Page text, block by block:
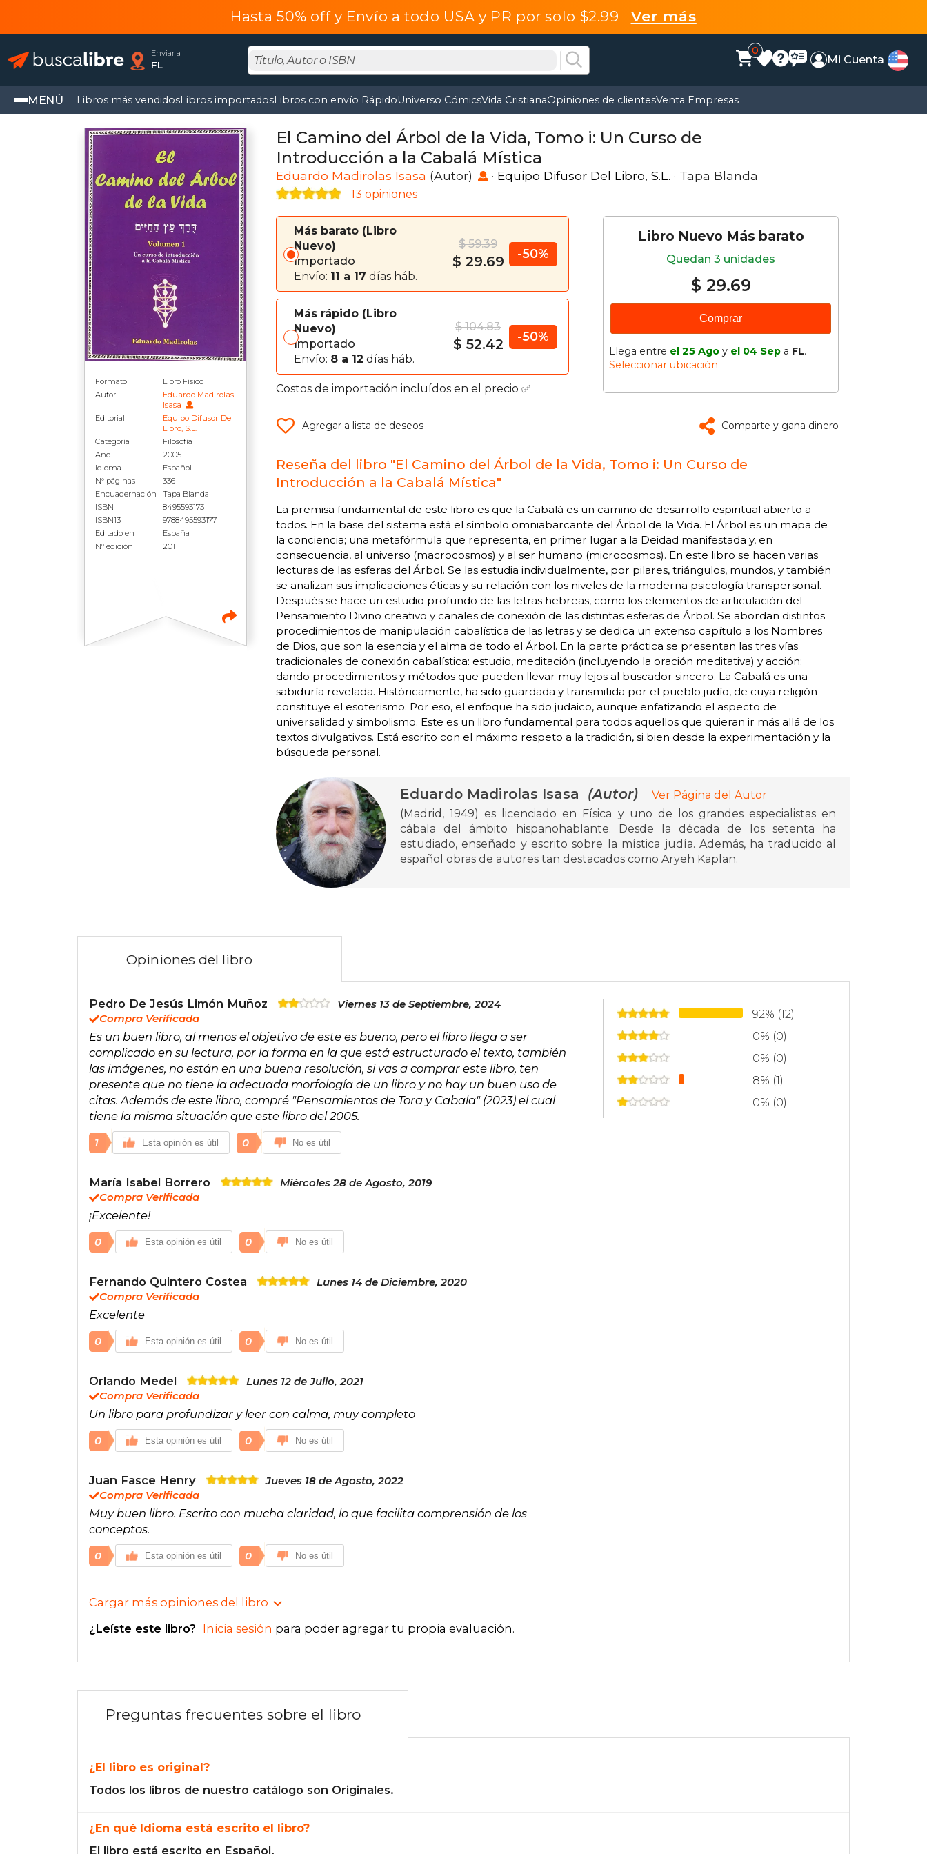
Hasta 50% off y Envío a todo USA y PR por solo $2.99 Ver más
Enviar a
FL
0
Mi Cuenta
MENÚ Libros más vendidosLibros importadosLibros con envío RápidoUniverso CómicsVida CristianaOpiniones de clientesVenta Empresas
Formato
Libro Físico
Autor
Eduardo Madirolas
Isasa
Editorial
Equipo Difusor Del
Libro, S.L.
Categoría
Filosofía
Año
2005
Idioma
Español
N° páginas
336
Encuadernación
Tapa Blanda
ISBN
8495593173
ISBN13
9788495593177
Editado en
España
N° edición
2011
El Camino del Árbol de la Vida, Tomo i: Un Curso de
Introducción a la Cabalá Mística
Eduardo Madirolas Isasa (Autor) · Equipo Difusor Del Libro, S.L. · Tapa Blanda
13 opiniones
Más barato
Libro
Nuevo
Importado
Envío: 11 a 17 días háb.
$ 59.39
$ 29.69 -50%
Más rápido
Libro
Nuevo
Importado
Envío: 8 a 12 días háb.
$ 104.83
$ 52.42 -50%
Costos de importación incluídos en el precio ✅
Libro Nuevo Más barato
Quedan 3 unidades
$ 29.69
Comprar
Llega entre el 25 Ago y el 04 Sep a FL.
Seleccionar ubicación
Agregar a lista de deseos Comparte y gana dinero
Reseña del libro "El Camino del Árbol de la Vida, Tomo i: Un Curso de
Introducción a la Cabalá Mística"
La premisa fundamental de este libro es que la Cabalá es un camino de desarrollo espiritual abierto a
todos. En la base del sistema está el símbolo omniabarcante del Árbol de la Vida. El Árbol es un mapa de
la conciencia; una metafórmula que representa, en primer lugar a la Deidad manifestada y, en
consecuencia, al universo (macrocosmos) y al ser humano (microcosmos). En este libro se hacen varias
lecturas de las esferas del Árbol. Se las estudia individualmente, por pilares, triángulos, mundos, y también
se analizan sus implicaciones éticas y su relación con los niveles de la moderna psicología transpersonal.
Después se hace un estudio profundo de las letras hebreas, como los elementos de articulación del
Pensamiento Divino creativo y canales de conexión de las distintas esferas de Árbol. Se abordan distintos
procedimientos de manipulación cabalística de las letras y se dedica un extenso capítulo a los Nombres
de Dios, que son la esencia y el alma de todo el Árbol. En la parte práctica se presentan las tres vías
tradicionales de conexión cabalística: estudio, meditación (incluyendo la oración meditativa) y acción;
dando procedimientos y métodos que pueden llevar muy lejos al buscador sincero. La Cabalá es una
sabiduría revelada. Históricamente, ha sido guardada y transmitida por el pueblo judío, de cuya religión
constituye el esoterismo. Por eso, el enfoque ha sido judaico, aunque enfatizando el aspecto de
universalidad y simbolismo. Este es un libro fundamental para todos aquellos que quieran ir más allá de los
textos divulgativos. Está escrito con el máximo respeto a la tradición, si bien desde la experimentación y la
búsqueda personal.
Eduardo Madirolas Isasa (Autor)
Ver Página del Autor
(Madrid, 1949) es licenciado en Física y uno de los grandes especialistas en
cábala del ámbito hispanohablante. Desde la década de los setenta ha
estudiado, enseñado y escrito sobre la mística judía. Además, ha traducido al
español obras de autores tan destacados como Aryeh Kaplan.
Opiniones del libro
Pedro De Jesús Limón Muñoz
Viernes 13 de Septiembre, 2024
Compra Verificada
Es un buen libro, al menos el objetivo de este es bueno, pero el libro llega a ser
complicado en su lectura, por la forma en la que está estructurado el texto, también
las imágenes, no están en una buena resolución, si vas a comprar este libro, ten
presente que no tiene la adecuada morfología de un libro y no hay un buen uso de
citas. Además de este libro, compré "Pensamientos de Tora y Cabala" (2023) el cual
tiene la misma situación que este libro del 2005.
1 Esta opinión es útil 0 No es útil
María Isabel Borrero
Miércoles 28 de Agosto, 2019
Compra Verificada
¡Excelente!
0 Esta opinión es útil 0 No es útil
Fernando Quintero Costea
Lunes 14 de Diciembre, 2020
Compra Verificada
Excelente
0 Esta opinión es útil 0 No es útil
Orlando Medel
Lunes 12 de Julio, 2021
Compra Verificada
Un libro para profundizar y leer con calma, muy completo
0 Esta opinión es útil 0 No es útil
Juan Fasce Henry
Jueves 18 de Agosto, 2022
Compra Verificada
Muy buen libro. Escrito con mucha claridad, lo que facilita comprensión de los
conceptos.
0 Esta opinión es útil 0 No es útil
Cargar más opiniones del libro
¿Leíste este libro? Inicia sesión para poder agregar tu propia evaluación.
92% (12)
0% (0)
0% (0)
8% (1)
0% (0)
Preguntas frecuentes sobre el libro
¿El libro es original?
Todos los libros de nuestro catálogo son Originales.
¿En qué Idioma está escrito el libro?
El libro está escrito en Español.